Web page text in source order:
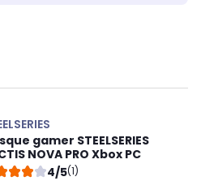
gamer STEELSERIES
NOVA PRO Xbox PC
4/5(1)